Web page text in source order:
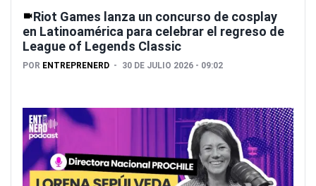
Riot Games lanza un concurso de cosplay
en Latinoamérica para celebrar el regreso de
League of Legends Classic
POR ENTREPRENERD 30 DE JULIO 2026 - 09:02